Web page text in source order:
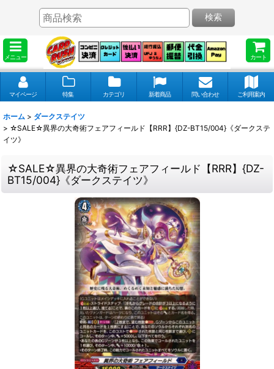
メニュー カート
検索
マイページ 特集 カテゴリ 新着商品 問い合わせ ご利用案内
ホーム > ダークステイツ
> ☆SALE☆異界の大奇術フェアフィールド【RRR】{DZ-BT15/004}《ダークステ
イツ》
☆SALE☆異界の大奇術フェアフィールド【RRR】{DZ-
BT15/004}《ダークステイツ》